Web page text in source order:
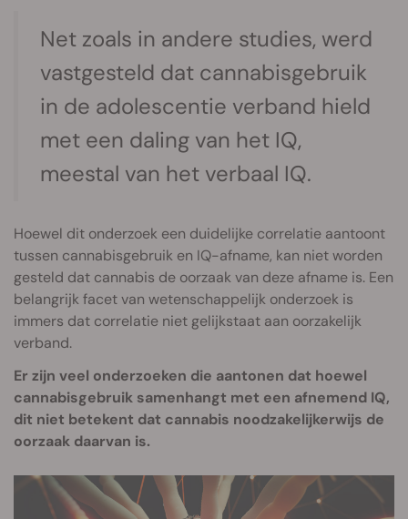
Net zoals in andere studies, werd
vastgesteld dat cannabisgebruik
in de adolescentie verband hield
met een daling van het IQ,
meestal van het verbaal IQ.
Hoewel dit onderzoek een duidelijke correlatie aantoont
tussen cannabisgebruik en IQ-afname, kan niet worden
gesteld dat cannabis de oorzaak van deze afname is. Een
belangrijk facet van wetenschappelijk onderzoek is
immers dat correlatie niet gelijkstaat aan oorzakelijk
verband.
Er zijn veel onderzoeken die aantonen dat hoewel
cannabisgebruik samenhangt met een afnemend IQ,
dit niet betekent dat cannabis noodzakelijkerwijs de
oorzaak daarvan is.